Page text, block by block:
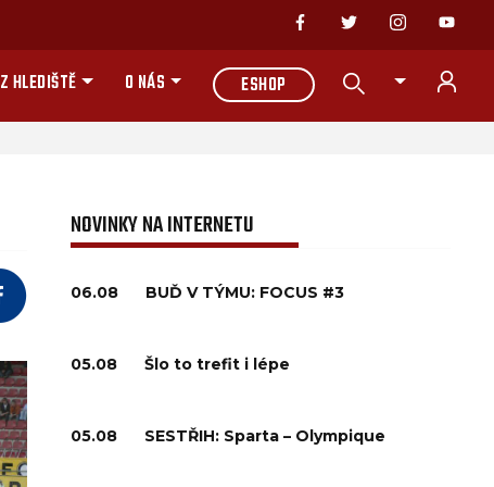
Z HLEDIŠTĚ O NÁS ESHOP
NOVINKY NA INTERNETU
06.08 BUĎ V TÝMU: FOCUS #3
05.08 Šlo to trefit i lépe
05.08 SESTŘIH: Sparta – Olympique